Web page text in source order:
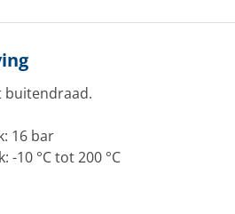
buitendraad.
16 bar
10 °C tot 200 °C